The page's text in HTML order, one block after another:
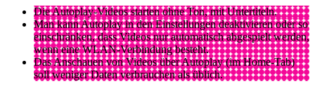
Die Autoplay-Videos starten ohne Ton, mit Untertiteln.
Man kann Autoplay in den Einstellungen deaktivieren oder so
einschränken, dass Videos nur automatisch abgespielt werden,
wenn eine WLAN-Verbindung besteht.
Das Anschauen von Videos über Autoplay (im Home-Tab)
soll weniger Daten verbrauchen als üblich.